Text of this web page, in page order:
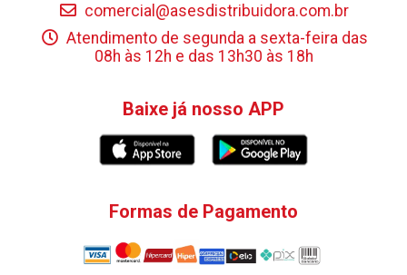
comercial@asesdistribuidora.com.br
Atendimento de segunda a sexta-feira das
08h às 12h e das 13h30 às 18h
Baixe já nosso APP
Formas de Pagamento